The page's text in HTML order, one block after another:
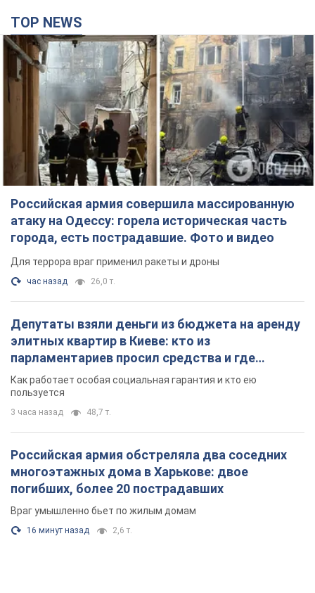
TOP NEWS
Российская армия совершила массированную
атаку на Одессу: горела историческая часть
города, есть пострадавшие. Фото и видео
Для террора враг применил ракеты и дроны
час назад 26,0 т.
Депутаты взяли деньги из бюджета на аренду
элитных квартир в Киеве: кто из
парламентариев просил средства и где
поселился
Как работает особая социальная гарантия и кто ею
пользуется
3 часа назад 48,7 т.
Российская армия обстреляла два соседних
многоэтажных дома в Харькове: двое
погибших, более 20 пострадавших
Враг умышленно бьет по жилым домам
16 минут назад 2,6 т.